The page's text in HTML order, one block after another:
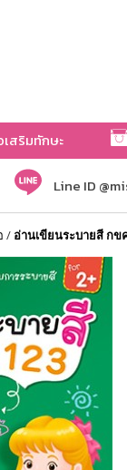
สริมทักษะ
Line ID
/ อ่านเขียนระบายสี กข